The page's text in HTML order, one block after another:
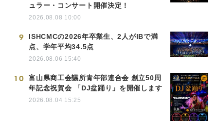
ュラー・コンサート開催決定！
2026.08.08 10:00
9
ISHCMCの2026年卒業生、2人がIBで満
点、学年平均34.5点
2026.08.06 15:40
10
富山県商工会議所青年部連合会 創立50周
年記念祝賀会 「DJ盆踊り」を開催します
2026.08.04 15:25